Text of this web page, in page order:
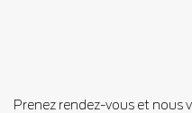
Prenez rendez-vous et nous